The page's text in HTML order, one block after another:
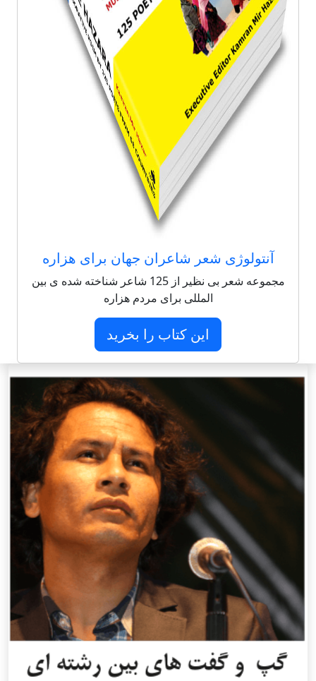
آنتولوژی شعر شاعران جهان برای هزاره
مجموعه شعر بی نظیر از 125 شاعر شناخته شده ی بین
المللی برای مردم هزاره
این کتاب را بخرید